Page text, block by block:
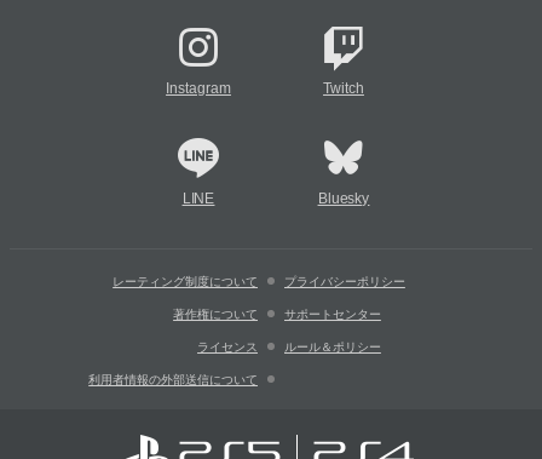
Instagram Twitch
LINE Bluesky
レーティング制度について プライバシーポリシー
著作権について サポートセンター
ライセンス ルール＆ポリシー
利用者情報の外部送信について